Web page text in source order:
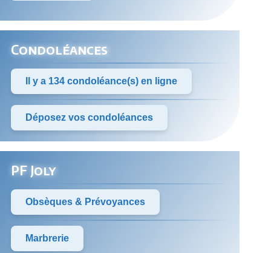
Condoléances
Il y a 134 condoléance(s) en ligne
Déposez vos condoléances
PF Joly
Obsèques & Prévoyances
Marbrerie